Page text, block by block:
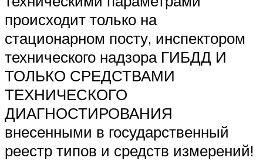
происходит только на
стационарном посту, инспектором
технического надзора ГИБДД И
ТОЛЬКО СРЕДСТВАМИ
ТЕХНИЧЕСКОГО
ДИАГНОСТИРОВАНИЯ
внесенными в государственный
реестр типов и средств измерений!